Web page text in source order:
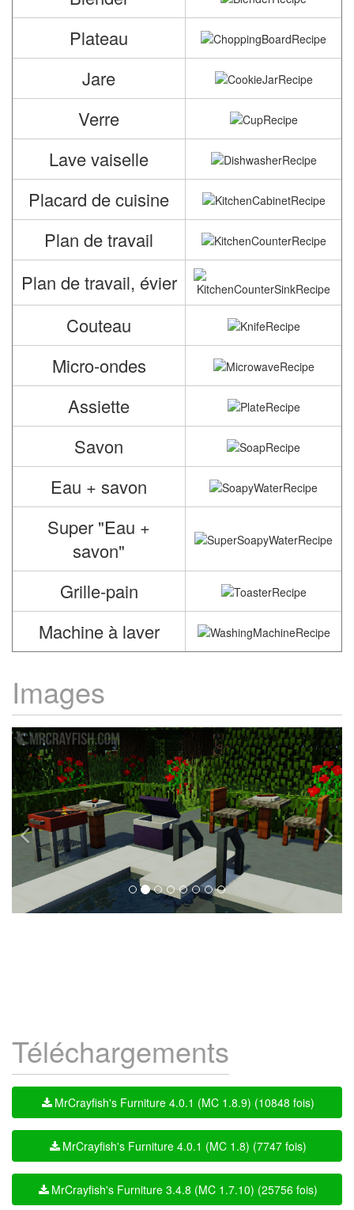
Plateau
Jare
Verre
Lave vaiselle
Placard de cuisine
Plan de travail
Plan de travail, évier
Couteau
Micro-ondes
Assiette
Savon
Eau + savon
Super "Eau +
savon"
Grille-pain
Machine à laver
Images
Téléchargements
MrCrayfish's Furniture 4.0.1 (MC 1.8.9) (10848 fois)
MrCrayfish's Furniture 4.0.1 (MC 1.8) (7747 fois)
MrCrayfish's Furniture 3.4.8 (MC 1.7.10) (25756 fois)